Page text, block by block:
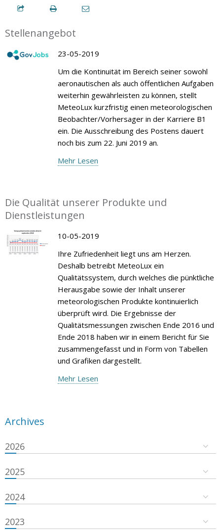
Stellenangebot
23-05-2019
Um die Kontinuität im Bereich seiner sowohl
aeronautischen als auch öffentlichen Aufgaben
weiterhin gewährleisten zu können, stellt
MeteoLux kurzfristig einen meteorologischen
Beobachter/Vorhersager in der Karriere B1
ein. Die Ausschreibung des Postens dauert
noch bis zum 22. Juni 2019 an.
Mehr Lesen
Die Qualität unserer Produkte und
Dienstleistungen
10-05-2019
Ihre Zufriedenheit liegt uns am Herzen.
Deshalb betreibt MeteoLux ein
Qualitätssystem, durch welches die pünktliche
Herausgabe sowie der Inhalt unserer
meteorologischen Produkte kontinuierlich
überprüft wird. Die Ergebnisse der
Qualitätsmessungen zwischen Ende 2016 und
Ende 2018 haben wir in einem Bericht für Sie
zusammengefasst und in Form von Tabellen
und Grafiken dargestellt.
Mehr Lesen
Archives
2026
2025
2024
2023